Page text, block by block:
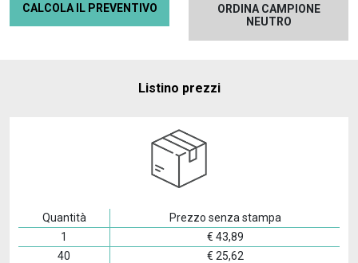
CALCOLA IL PREVENTIVO
ORDINA CAMPIONE
NEUTRO
Listino prezzi
Quantità
Prezzo senza stampa
1
€ 43,89
40
€ 25,62